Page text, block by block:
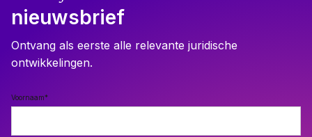
nieuwsbrief
Ontvang als eerste alle relevante juridische
ontwikkelingen.
Voornaam*